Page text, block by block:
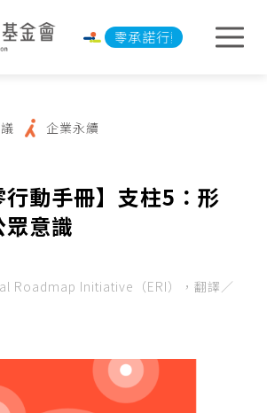
淨零承諾行動 淨零承諾
企業永續
行動手冊】支柱5：形
意識
Roadmap Initiative（ERI），翻譯／